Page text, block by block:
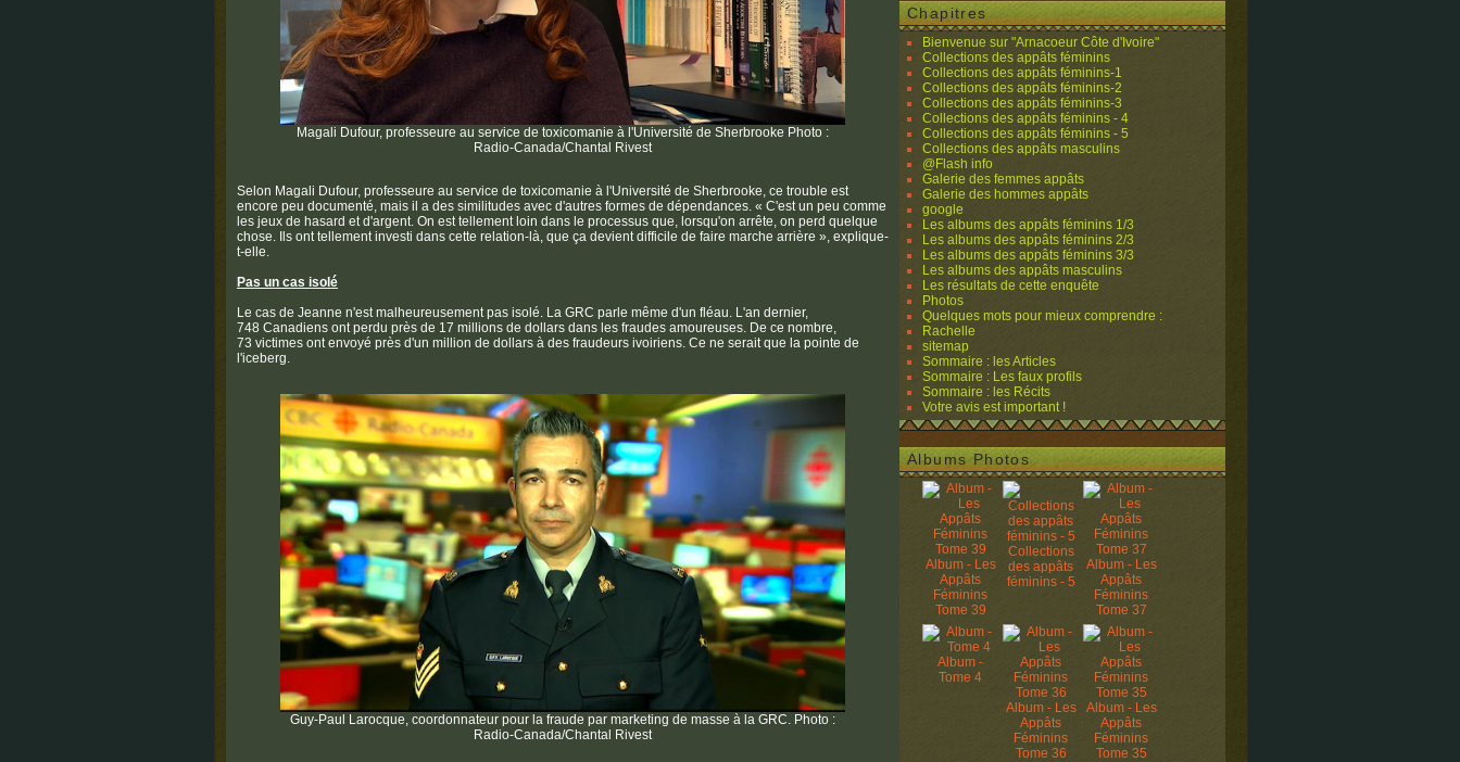
Magali Dufour, professeure au service de toxicomanie à l'Université de Sherbrooke Photo :
Radio-Canada/Chantal Rivest
Selon Magali Dufour, professeure au service de toxicomanie à l'Université de Sherbrooke, ce trouble est
encore peu documenté, mais il a des similitudes avec d'autres formes de dépendances. « C'est un peu comme
les jeux de hasard et d'argent. On est tellement loin dans le processus que, lorsqu'on arrête, on perd quelque
chose. Ils ont tellement investi dans cette relation-là, que ça devient difficile de faire marche arrière », explique-
t-elle.
Pas un cas isolé
Le cas de Jeanne n'est malheureusement pas isolé. La GRC parle même d'un fléau. L'an dernier,
748 Canadiens ont perdu près de 17 millions de dollars dans les fraudes amoureuses. De ce nombre,
73 victimes ont envoyé près d'un million de dollars à des fraudeurs ivoiriens. Ce ne serait que la pointe de
l'iceberg.
Guy-Paul Larocque, coordonnateur pour la fraude par marketing de masse à la GRC. Photo :
Radio-Canada/Chantal Rivest
Chapitres
Bienvenue sur "Arnacoeur Côte d'Ivoire"
Collections des appâts féminins
Collections des appâts féminins-1
Collections des appâts féminins-2
Collections des appâts féminins-3
Collections des appâts féminins - 4
Collections des appâts féminins - 5
Collections des appâts masculins
@Flash info
Galerie des femmes appâts
Galerie des hommes appâts
google
Les albums des appâts féminins 1/3
Les albums des appâts féminins 2/3
Les albums des appâts féminins 3/3
Les albums des appâts masculins
Les résultats de cette enquête
Photos
Quelques mots pour mieux comprendre :
Rachelle
sitemap
Sommaire : les Articles
Sommaire : Les faux profils
Sommaire : les Récits
Votre avis est important !
Albums Photos
Album - Les
Appâts
Féminins
Tome 39
Collections
des appâts
féminins - 5
Album - Les
Appâts
Féminins
Tome 37
Album -
Tome 4
Album - Les
Appâts
Féminins
Tome 36
Album - Les
Appâts
Féminins
Tome 35